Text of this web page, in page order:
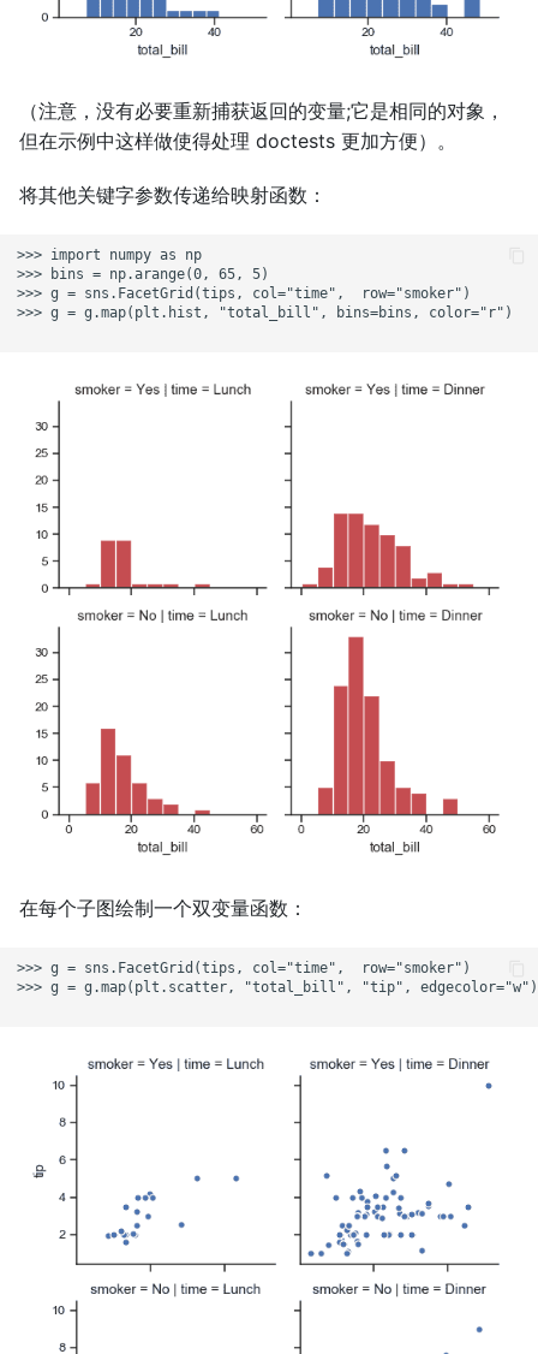
（注意，没有必要重新捕获返回的变量;它是相同的对象，
但在示例中这样做使得处理 doctests 更加方便）。
将其他关键字参数传递给映射函数：
>>> import numpy as np
>>> bins = np.arange(0, 65, 5)
>>> g = sns.FacetGrid(tips, col="time",  row="smoker")
>>> g = g.map(plt.hist, "total_bill", bins=bins, color="r")
在每个子图绘制一个双变量函数：
>>> g = sns.FacetGrid(tips, col="time",  row="smoker")
>>> g = g.map(plt.scatter, "total_bill", "tip", edgecolor="w")